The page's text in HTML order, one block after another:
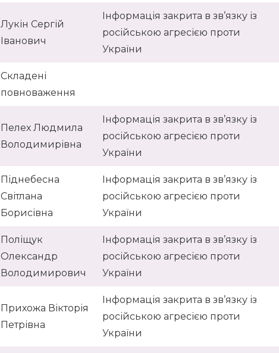
Лукін Сергій
Іванович
Інформація закрита в зв’язку із
російською агресією проти
України
Складені
повноваження
Пелех Людмила
Володимирівна
Інформація закрита в зв’язку із
російською агресією проти
України
Піднебесна
Світлана
Борисівна
Інформація закрита в зв’язку із
російською агресією проти
України
Поліщук
Олександр
Володимирович
Інформація закрита в зв’язку із
російською агресією проти
України
Прихожа Вікторія
Петрівна
Інформація закрита в зв’язку із
російською агресією проти
України